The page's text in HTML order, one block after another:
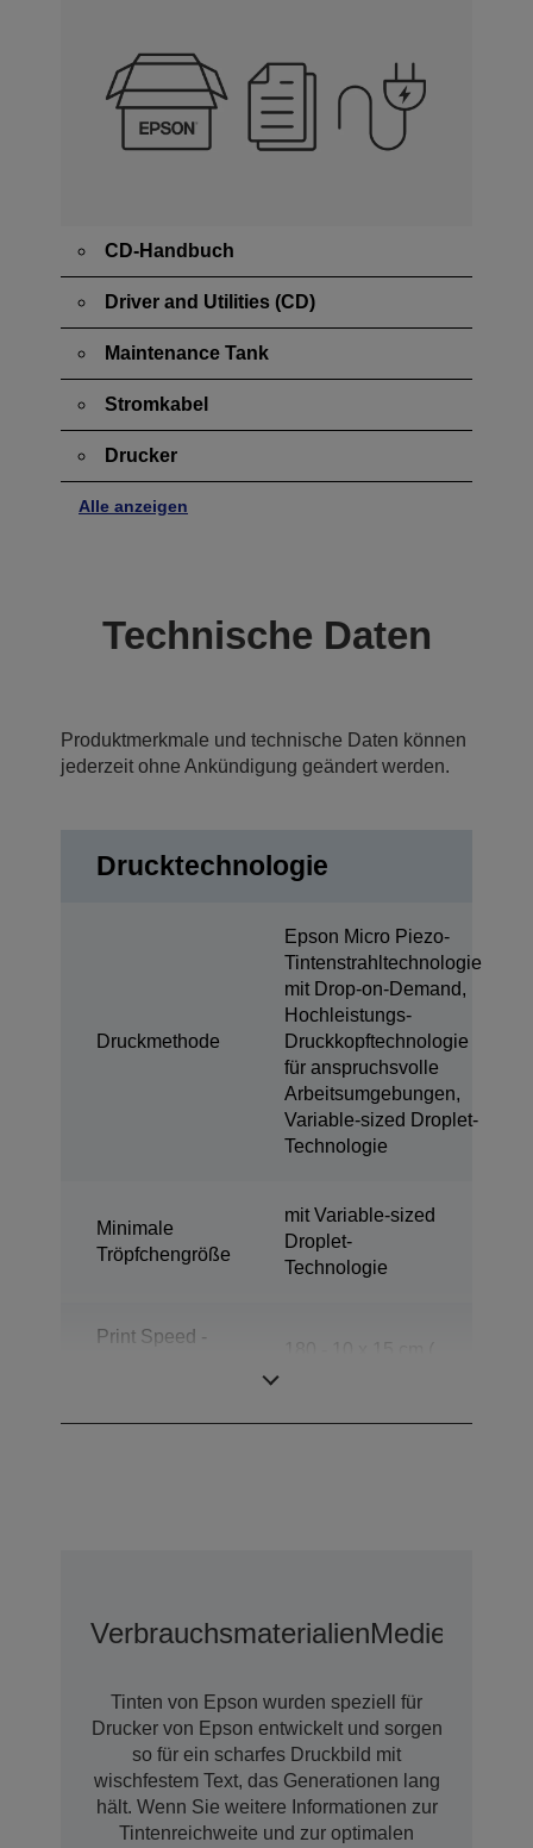
CD-Handbuch
Driver and Utilities (CD)
Maintenance Tank
Stromkabel
Drucker
Alle anzeigen
Technische Daten
Produktmerkmale und technische Daten können
jederzeit ohne Ankündigung geändert werden.
Drucktechnologie
Druckmethode
Epson Micro Piezo-
Tintenstrahltechnologie
mit Drop-on-Demand,
Hochleistungs-
Druckkopftechnologie
für anspruchsvolle
Arbeitsumgebungen,
Variable-sized Droplet-
Technologie
Minimale
Tröpfchengröße
mit Variable-sized
Droplet-
Technologie
Print Speed -
VerbrauchsmaterialienMedien
Tinten von Epson wurden speziell für
Drucker von Epson entwickelt und sorgen
so für ein scharfes Druckbild mit
wischfestem Text, das Generationen lang
hält. Wenn Sie weitere Informationen zur
Tintenreichweite und zur optimalen